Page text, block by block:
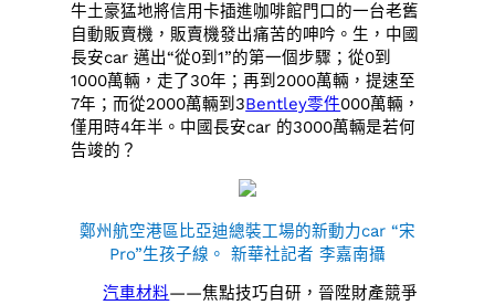
牛土豪猛地將信用卡插進咖啡館門口的一台老舊
自動販賣機，販賣機發出痛苦的呻吟。生，中國
長安car 邁出“從0到1”的第一個步驟；從0到
1000萬輛，走了30年；再到2000萬輛，提速至
7年；而從2000萬輛到3Bentley零件000萬輛，
僅用時4年半。中國長安car 的3000萬輛是若何
告竣的？
鄭州航空港區比亞迪總裝工場的新動力car “宋
Pro”生孩子線。 新華社記者 李嘉南攝
汽車材料——焦點技巧自研，晉陞財產競爭